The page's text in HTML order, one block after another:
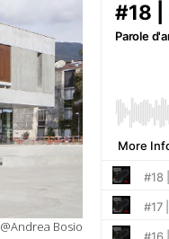
@Andrea Bosio